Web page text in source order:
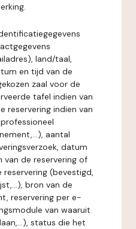
land/taal,
en tijd van de
zaal voor de
tafel indien van
reservering indien van
aantal
datum
van de reservering of
(bevestigd,
bron van de
reservering per e-
van waaruit
status die het